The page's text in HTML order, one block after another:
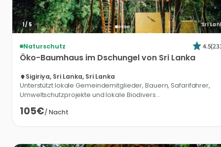
1/ 5 Sri
Naturschutz 4.5(
Öko-Baumhaus im Dschungelvon Sri Lanka
Sigiriya, Sri Lanka, Sri Lanka
Unterstützt lokale Gemeindemitglieder, Bauern, Safarifahrer,
Umweltschutzprojekte und lokale Biodivers...
105€/Nacht